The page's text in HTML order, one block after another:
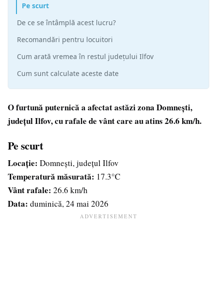
O furtună puternică a afectat astăzi zona Domnești,
județul Ilfov, cu rafale de vânt care au atins 26.6 km/h.
Pe scurt
Locație: Domnești, județul Ilfov
Temperatură măsurată: 17.3°C
Vânt rafale: 26.6 km/h
Data: duminică, 24 mai 2026
Pe scurt
De ce se întâmplă acest lucru?
Recomandări pentru locuitori
Cum arată vremea în restul județului Ilfov
Cum sunt calculate aceste date